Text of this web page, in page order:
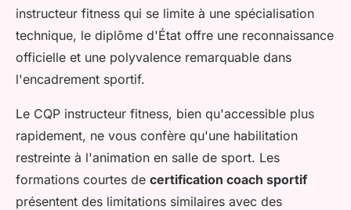
instructeur fitness qui se limite à une spécialisation
technique, le diplôme d'État offre une reconnaissance
officielle et une polyvalence remarquable dans
l'encadrement sportif.
Le CQP instructeur fitness, bien qu'accessible plus
rapidement, ne vous confère qu'une habilitation
restreinte à l'animation en salle de sport. Les
formations courtes de certification coach sportif
présentent des limitations similaires avec des